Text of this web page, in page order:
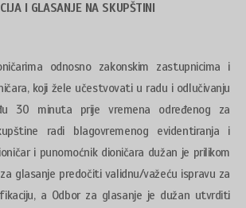
I GLASANJE NA SKUPŠTINI
odnosno zakonskim zastupnicima i
koji žele učestvovati u radu i odlučivanju
30 minuta prije vremena određenog za
radi blagovremenog evidentiranja i
i punomoćnik dioničara dužan je prilikom
glasanje predočiti validnu/važeću ispravu za
a Odbor za glasanje je dužan utvrditi